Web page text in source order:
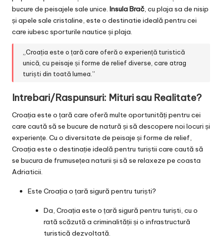
bucure de peisajele sale unice. Insula Brač , cu plaja sa de nisip
și apele sale cristaline, este o destinatie ideală pentru cei
care iubesc sporturile nautice și plaja.
„Croația este o țară care oferă o experiență turistică
unică, cu peisaje și forme de relief diverse, care atrag
turiști din toată lumea.”
Intrebari/Raspunsuri: Mituri sau Realitate?
Croația este o țară care oferă multe oportunități pentru cei
care caută să se bucure de natură și să descopere noi locuri și
experiențe. Cu o diversitate de peisaje și forme de relief,
Croația este o destinație ideală pentru turiștii care caută să
se bucura de frumusețea naturii și să se relaxeze pe coasta
Adriaticii.
Este Croația o țară sigură pentru turiști?
Da, Croația este o țară sigură pentru turiști, cu o
rată scăzută a criminalității și o infrastructură
turistică dezvoltată.